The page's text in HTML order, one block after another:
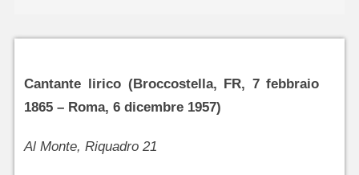
Cantante lirico (Broccostella, FR, 7 febbraio
1865 – Roma, 6 dicembre 1957)
Al Monte, Riquadro 21